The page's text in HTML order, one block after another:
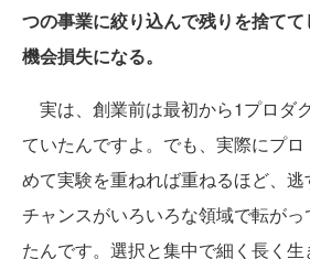
つの事業に絞り込んで残りを捨て
機会損失になる。
実は、創業前は最初から1プロダ
ていたんですよ。でも、実際にプ
めて実験を重ねれば重ねるほど、
チャンスがいろいろな領域で転が
たんです。選択と集中で細く長く